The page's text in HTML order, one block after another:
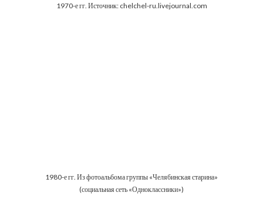
1970-е гг. Источник: chelchel-ru.livejournal.com
1980-е гг. Из фотоальбома группы «Челябинская старина»
(социальная сеть «Одноклассники»)